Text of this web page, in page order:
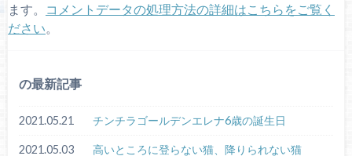
ます。
コメントデータの処理方法の詳細はこちらをご覧く
ださい
の最新記事
2021.05.21 チンチラゴールデンエレナ6歳の誕生日
2021.05.03 高いところに登らない猫、降りられない猫